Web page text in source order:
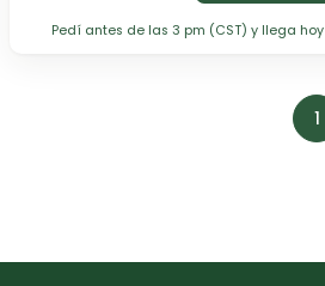
Pedí antes de las 3 pm (CST) y llega hoy
1